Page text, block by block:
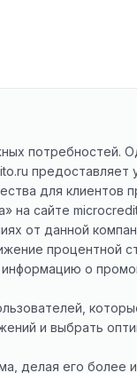
потребностей.
предоставляет
для клиентов
сайте
от данной
процентной
о
и выбрать
делая его более